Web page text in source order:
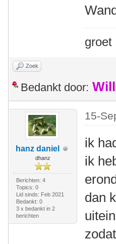
groet
Zoek
Bedankt door:
hanz daniel
dhanz
Berichten: 4
Topics: 0
Lid sinds: Feb 2021
Bedankt: 0
3 x bedankt in 2
berichten
15-
ik
ik
dan